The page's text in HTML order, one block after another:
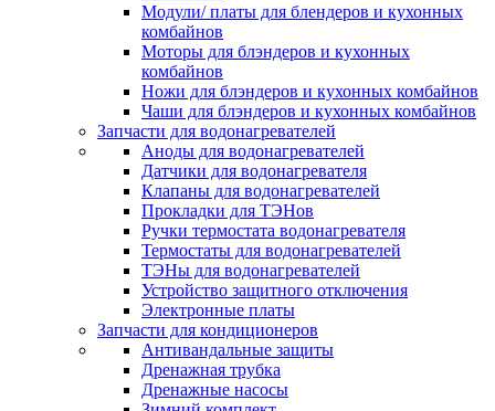
Модули/ платы для блендеров и кухонных
комбайнов
Моторы для блэндеров и кухонных
комбайнов
Ножи для блэндеров и кухонных комбайнов
Чаши для блэндеров и кухонных комбайнов
Запчасти для водонагревателей
Аноды для водонагревателей
Датчики для водонагревателя
Клапаны для водонагревателей
Прокладки для ТЭНов
Ручки термостата водонагревателя
Термостаты для водонагревателей
ТЭНы для водонагревателей
Устройство защитного отключения
Электронные платы
Запчасти для кондиционеров
Антивандальные защиты
Дренажная трубка
Дренажные насосы